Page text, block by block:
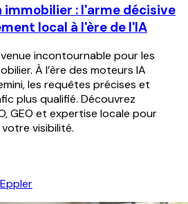
immobilier : l'arme décisive
local à l'ère de l'IA
incontournable pour les
À l’ère des moteurs IA
les requêtes précises et
plus qualifié. Découvrez
GEO et expertise locale pour
visibilité.